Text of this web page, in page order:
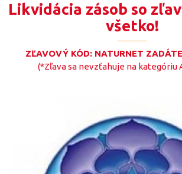
Likvidácia zásob so
všetko!
ZĽAVOVÝ KÓD: NATURNET
(*Zľava sa nevzťahuje na kategóriu